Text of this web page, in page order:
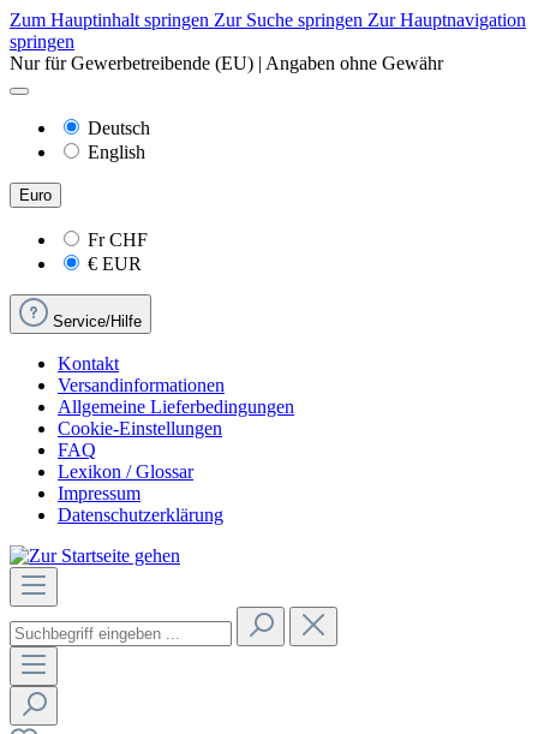
Zum Hauptinhalt springen Zur Suche springen Zur Hauptnavigation
springen
Nur für Gewerbetreibende (EU) | Angaben ohne Gewähr
Deutsch
English
Euro
FrCHF
€ EUR
Service/Hilfe
Kontakt
Versandinformationen
Allgemeine Lieferbedingungen
Cookie-Einstellungen
FAQ
Lexikon / Glossar
Impressum
Datenschutzerklärung